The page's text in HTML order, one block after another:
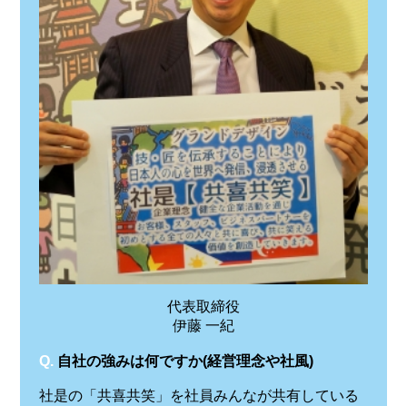
代表取締役
伊藤 一紀
Q. 自社の強みは何ですか(経営理念や社風)
社是の「共喜共笑」を社員みんなが共有している